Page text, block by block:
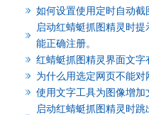
如何设置使用定时自动截
启动红蜻蜓抓图精灵时
能正确注册。
红蜻蜓抓图精灵界面文字
为什么用选定网页不能对
使用文字工具为图像增
启动红蜻蜓抓图精灵时